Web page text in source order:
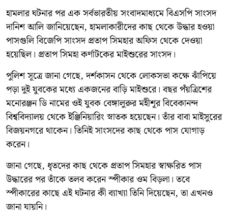
হামলার ঘটনার পর এক সর্বভারতীয় সংবাদমাধ্যমে বিএসপি সাংসদ
দানিশ আলি জানিয়েছেন, হামলাকারীদের কাছ থেকে উদ্ধার হওয়া
পাসগুলি বিজেপি সাংসদ প্রতাপ সিমহার অফিস থেকে দেওয়া
হয়েছিল। প্রতাপ সিমহা কর্ণাটকের মাইশুরের সাংসদ।
পুলিশ সূত্রে জানা গেছে, দর্শকাসন থেকে লোকসভা কক্ষে ঝাঁপিয়ে
পড়া দুই যুবকের মধ্যে একজনের বাড়ি মাইশুরে। বছর পঁয়ত্রিশের
মনোরঞ্জন ডি নামের ওই যুবক বেঙ্গালুরুর মহীশূর বিবেকানন্দ
বিশ্ববিদ্যালয় থেকে ইঞ্জিনিয়ারিং স্নাতক হয়েছেন। তাঁর বাবা মাইসুরের
বিজয়নগরে থাকেন। তিনিই সাংসদের কাছ থেকে পাস যোগাড়
করেন।
জানা গেছে, ধৃতদের কাছ থেকে প্রতাপ সিমহার স্বাক্ষরিত পাস
উদ্ধারের পর তাঁকে তলব করেন স্পীকার ওম বিড়লা। তবে
স্পীকারের কাছে এই ঘটনার কী ব্যাখ্যা তিনি দিয়েছেন, তা এখনও
জানা যায়নি।